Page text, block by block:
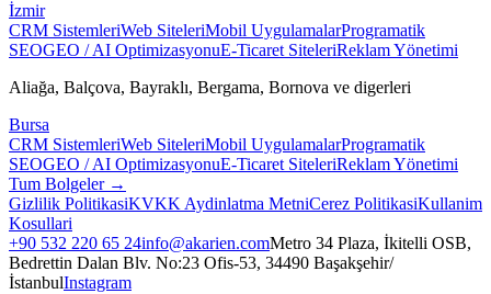
İzmir
CRM SistemleriWeb SiteleriMobil UygulamalarProgramatik
SEOGEO / AI OptimizasyonuE-Ticaret SiteleriReklam Yönetimi
Aliağa, Balçova, Bayraklı, Bergama, Bornova ve digerleri
Bursa
CRM SistemleriWeb SiteleriMobil UygulamalarProgramatik
SEOGEO / AI OptimizasyonuE-Ticaret SiteleriReklam Yönetimi
Tum Bolgeler →
Gizlilik PolitikasiKVKK Aydinlatma MetniCerez PolitikasiKullanim
Kosullari
+90 532 220 65 24info@akarien.comMetro 34 Plaza, İkitelli OSB,
Bedrettin Dalan Blv. No:23 Ofis-53, 34490 Başakşehir/
İstanbulInstagram